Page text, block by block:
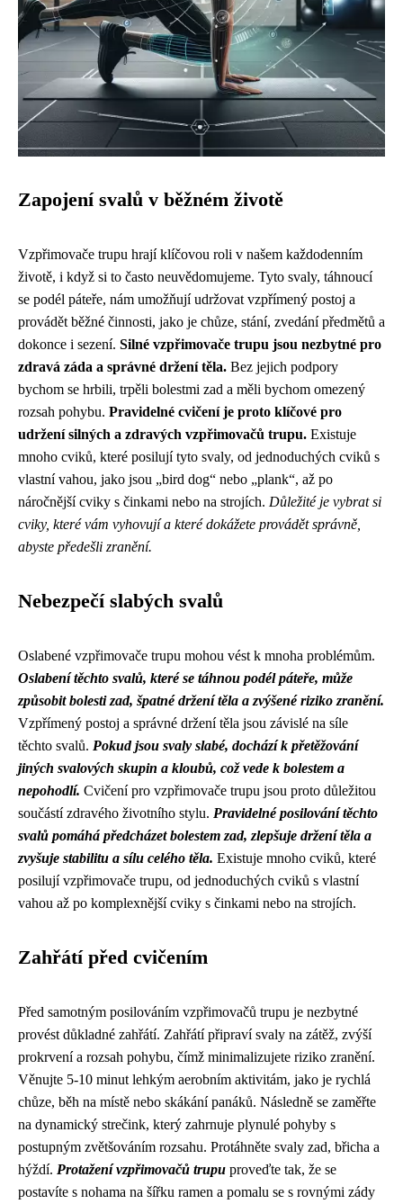
Zapojení svalů v běžném životě
Vzpřimovače trupu hrají klíčovou roli v našem každodenním
životě, i když si to často neuvědomujeme. Tyto svaly, táhnoucí
se podél páteře, nám umožňují udržovat vzpřímený postoj a
provádět běžné činnosti, jako je chůze, stání, zvedání předmětů a
dokonce i sezení. Silné vzpřimovače trupu jsou nezbytné pro
zdravá záda a správné držení těla. Bez jejich podpory
bychom se hrbili, trpěli bolestmi zad a měli bychom omezený
rozsah pohybu. Pravidelné cvičení je proto klíčové pro
udržení silných a zdravých vzpřimovačů trupu. Existuje
mnoho cviků, které posilují tyto svaly, od jednoduchých cviků s
vlastní vahou, jako jsou „bird dog“ nebo „plank“, až po
náročnější cviky s činkami nebo na strojích. Důležité je vybrat si
cviky, které vám vyhovují a které dokážete provádět správně,
abyste předešli zranění.
Nebezpečí slabých svalů
Oslabené vzpřimovače trupu mohou vést k mnoha problémům.
Oslabení těchto svalů, které se táhnou podél páteře, může
způsobit bolesti zad, špatné držení těla a zvýšené riziko zranění.
Vzpřímený postoj a správné držení těla jsou závislé na síle
těchto svalů. Pokud jsou svaly slabé, dochází k přetěžování
jiných svalových skupin a kloubů, což vede k bolestem a
nepohodlí. Cvičení pro vzpřimovače trupu jsou proto důležitou
součástí zdravého životního stylu. Pravidelné posilování těchto
svalů pomáhá předcházet bolestem zad, zlepšuje držení těla a
zvyšuje stabilitu a sílu celého těla. Existuje mnoho cviků, které
posilují vzpřimovače trupu, od jednoduchých cviků s vlastní
vahou až po komplexnější cviky s činkami nebo na strojích.
Zahřátí před cvičením
Před samotným posilováním vzpřimovačů trupu je nezbytné
provést důkladné zahřátí. Zahřátí připraví svaly na zátěž, zvýší
prokrvení a rozsah pohybu, čímž minimalizujete riziko zranění.
Věnujte 5-10 minut lehkým aerobním aktivitám, jako je rychlá
chůze, běh na místě nebo skákání panáků. Následně se zaměřte
na dynamický strečink, který zahrnuje plynulé pohyby s
postupným zvětšováním rozsahu. Protáhněte svaly zad, břicha a
hýždí. Protažení vzpřimovačů trupu proveďte tak, že se
postavíte s nohama na šířku ramen a pomalu se s rovnými zády